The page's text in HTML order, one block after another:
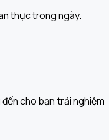
thực trong ngày.
cho bạn trải nghiệm